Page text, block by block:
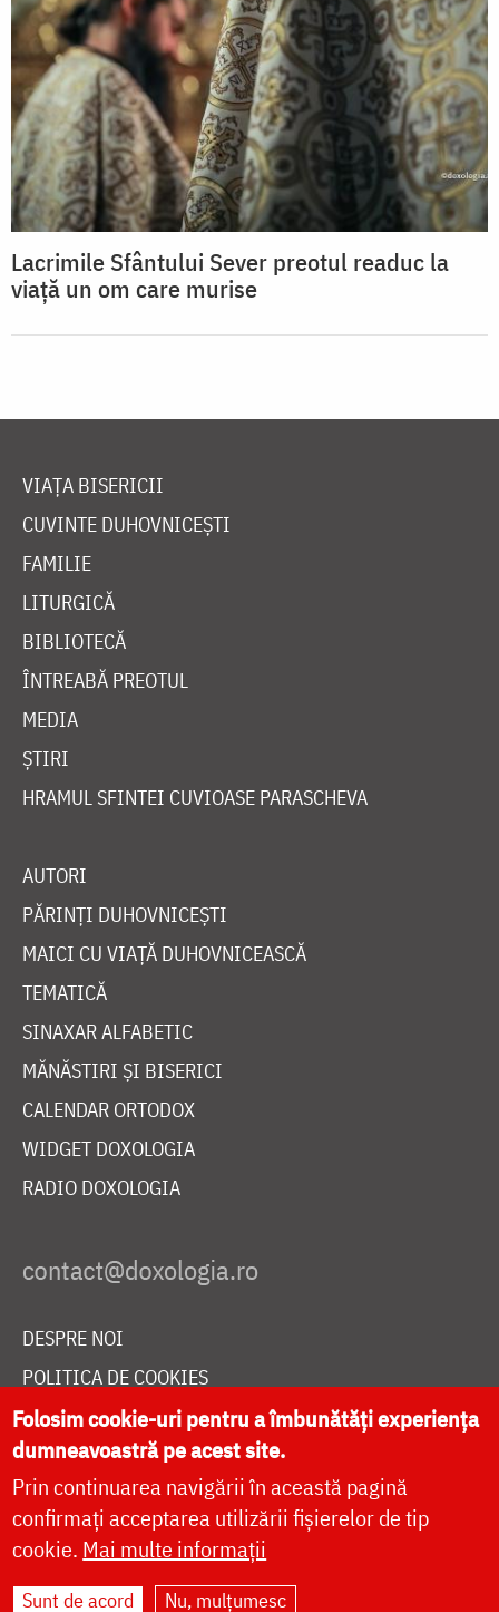
Lacrimile Sfântului Sever preotul readuc la
viață un om care murise
VIAȚA BISERICII
CUVINTE DUHOVNICEȘTI
FAMILIE
LITURGICĂ
BIBLIOTECĂ
ÎNTREABĂ PREOTUL
MEDIA
ȘTIRI
HRAMUL SFINTEI CUVIOASE PARASCHEVA
AUTORI
PĂRINȚI DUHOVNICEȘTI
MAICI CU VIAȚĂ DUHOVNICEASCĂ
TEMATICĂ
SINAXAR ALFABETIC
MĂNĂSTIRI ȘI BISERICI
CALENDAR ORTODOX
WIDGET DOXOLOGIA
RADIO DOXOLOGIA
DESPRE NOI
POLITICA DE COOKIES
DONEAZĂ ONLINE PENTRU CATEDRALA NAȚIONALĂ
LIVE
Folosim cookie-uri pentru a îmbunătăți experiența
dumneavoastră pe acest site.
Prin continuarea navigării în această pagină
confirmați acceptarea utilizării fișierelor de tip
cookie. Mai multe informații
Sunt de acord Nu, mulțumesc